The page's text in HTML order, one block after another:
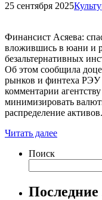
25 сентября 2025
Финансист Асяева:
вложившись в юани и
безальтернативных
Об этом сообщила
рынков и финтеха РЭУ
комментарии
минимизировать
распределение
Читать далее
Поиск
Последние